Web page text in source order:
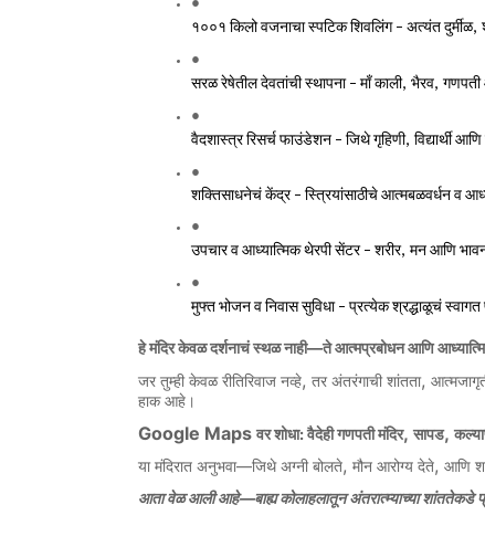
१००१ किलो वजनाचा स्पटिक शिवलिंग – अत्यंत दुर्मीळ,
सरळ रेषेतील देवतांची स्थापना – माँ काली, भैरव, गणपती
वैदशास्त्र रिसर्च फाउंडेशन – जिथे गृहिणी, विद्यार्थी आणि
शक्तिसाधनेचं केंद्र – स्त्रियांसाठीचे आत्मबळवर्धन व
उपचार व आध्यात्मिक थेरपी सेंटर – शरीर, मन आणि
मुफ्त भोजन व निवास सुविधा – प्रत्येक श्रद्धाळूचं स्वागत
हे मंदिर केवळ दर्शनाचं स्थळ नाही—ते आत्मप्रबोधन आणि
जर तुम्ही केवळ रीतिरिवाज नव्हे, तर अंतरंगाची शांतता,
हाक आहे।
Google Maps वर शोधा: वैदेही गणपती मंदिर, सापड,
या मंदिरात अनुभवा—जिथे अग्नी बोलते, मौन आरोग्य देते, आणि
आता वेळ आली आहे—बाह्य कोलाहलातून अंतरात्म्याच्या शांततेकडे